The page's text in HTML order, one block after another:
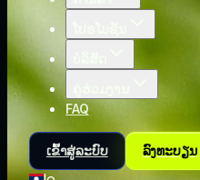
FAQ
ເຂົ້າສູ່ລະບົບ ລົງທະບຽນ